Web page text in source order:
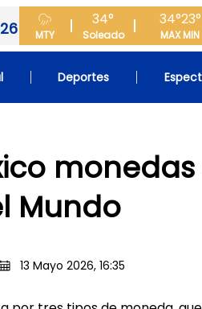
MTY
34°
Soleado
34°
MAX
23°
MIN
Deportes
Mundo
13 Mayo 2026, 16:35